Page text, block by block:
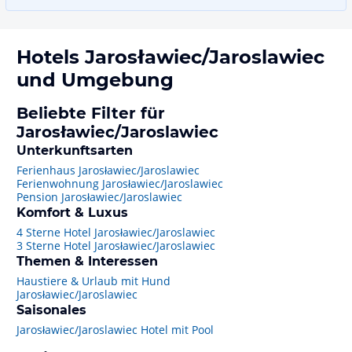
HotelsJarosławiec/Jaroslawiec
und Umgebung
Beliebte Filter für
Jarosławiec/Jaroslawiec
Unterkunftsarten
Ferienhaus Jarosławiec/Jaroslawiec
Ferienwohnung Jarosławiec/Jaroslawiec
Pension Jarosławiec/Jaroslawiec
Komfort & Luxus
4 Sterne Hotel Jarosławiec/Jaroslawiec
3 Sterne Hotel Jarosławiec/Jaroslawiec
Themen & Interessen
Haustiere & Urlaub mit Hund
Jarosławiec/Jaroslawiec
Saisonales
Jarosławiec/Jaroslawiec Hotel mit Pool